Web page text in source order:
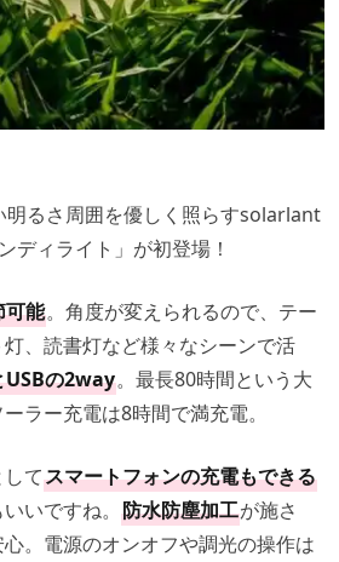
明るさ周囲を優しく照らすsolarlant
ディライト」が初登場！
可能。角度が変えられるので、テー
、読書灯など様々なシーンで活
USBの2way。最長80時間という大
ラー充電は8時間で満充電。
てスマートフォンの充電もできる
いですね。 防水防塵加工が施さ
。電源のオンオフや調光の操作は